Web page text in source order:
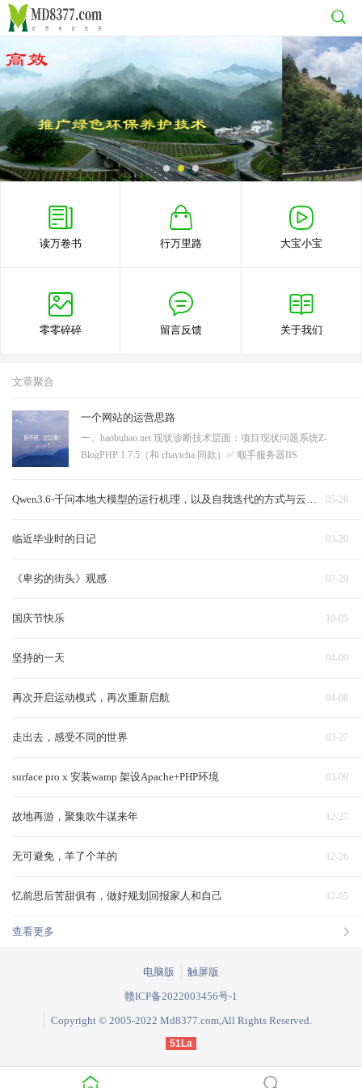
读万卷书 行万里路 大宝小宝
零零碎碎 留言反馈 关于我们
文章聚合
一个网站的运营思路
一、haobuhao.net 现状诊断技术层面：项目现状问题系统Z-
BlogPHP 1.7.5（和 chayicha 同款）✅ 顺手服务器IIS
擎收录靠运气URL 结构?
05-28
03-20
临近毕业时的日记
07-29
《卑劣的街头》观感
10-05
国庆节快乐
04-09
坚持的一天
04-08
再次开启运动模式，再次重新启航
03-27
走出去，感受不同的世界
03-09
surface pro x 安装wamp 架设Apache+PHP环境
12-27
故地再游，聚集吹牛谋来年
12-26
无可避免，羊了个羊的
12-05
忆前思后苦甜俱有，做好规划回报家人和自己
查看更多
电脑版
触屏版
赣ICP备2022003456号-1
Copyright © 2005-2022 Md8377.com,All Rights Reserved.
51La